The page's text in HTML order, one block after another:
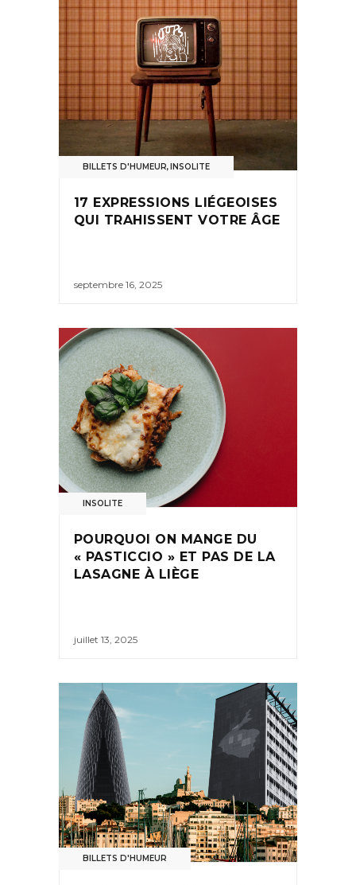
BILLETS D'HUMEUR,INSOLITE
17 EXPRESSIONS LIÉGEOISES
QUI TRAHISSENT VOTRE ÂGE
septembre 16, 2025
INSOLITE
POURQUOI ON MANGE DU
« PASTICCIO » ET PAS DE LA
LASAGNE À LIÈGE
juillet 13, 2025
BILLETS D'HUMEUR